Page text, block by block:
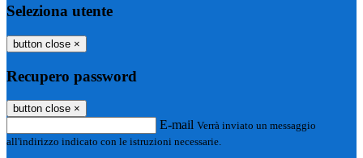
Seleziona utente
button close ×
Recupero password
button close ×
E-mail Verrà inviato un messaggio
all'indirizzo indicato con le istruzioni necessarie.